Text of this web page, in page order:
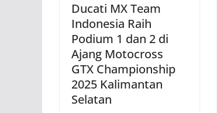
Ducati MX Team
Indonesia Raih
Podium 1 dan 2 di
Ajang Motocross
GTX Championship
2025 Kalimantan
Selatan